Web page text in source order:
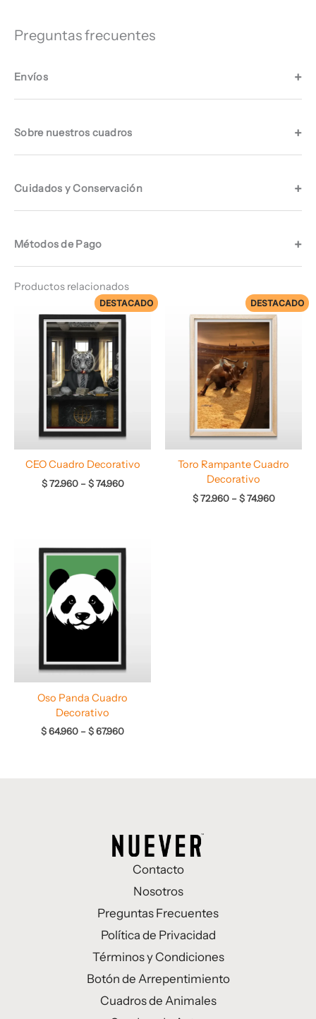
Preguntas frecuentes
Envíos
Sobre nuestros cuadros
Cuidados y Conservación
Métodos de Pago
Productos relacionados
DESTACADO
CEO Cuadro Decorativo
$72.960 – $74.960
Rango
de
DESTACADO
Toro Rampante Cuadro
Decorativo
$72.960 – $74.960
Rango
de
Oso Panda Cuadro
Decorativo
$64.960 –$67.960
de
Contacto
Nosotros
Preguntas Frecuentes
Política de Privacidad
Términos y Condiciones
Botón de Arrepentimiento
Cuadros de Animales